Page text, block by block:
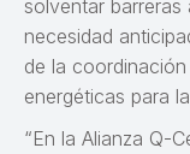
solventar
necesidad
de la
energéticas para
“En la Alianza Q-